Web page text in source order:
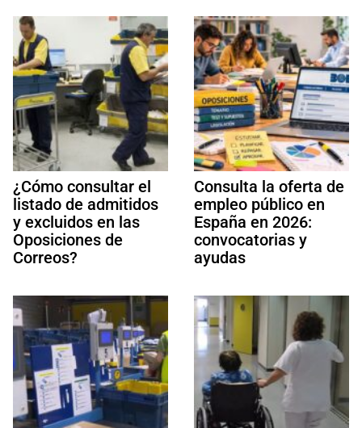
¿Cómo consultar el
listado de admitidos
y excluidos en las
Oposiciones de
Correos?
Consulta la oferta de
empleo público en
España en 2026:
convocatorias y
ayudas